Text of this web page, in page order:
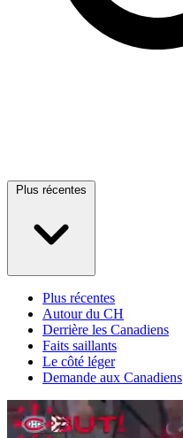
Plus récentes
Plus récentes
Autour du CH
Derrière les Canadiens
Faits saillants
Le côté léger
Demande aux Canadiens